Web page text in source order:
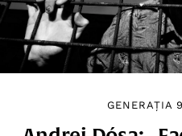
GENERAȚIA 9